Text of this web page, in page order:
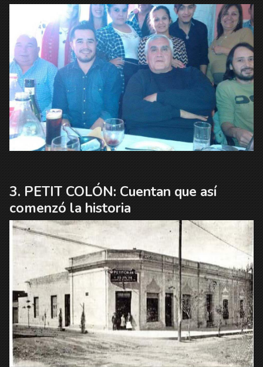
PETIT COLÓN: Cuentan que así
comenzó la historia